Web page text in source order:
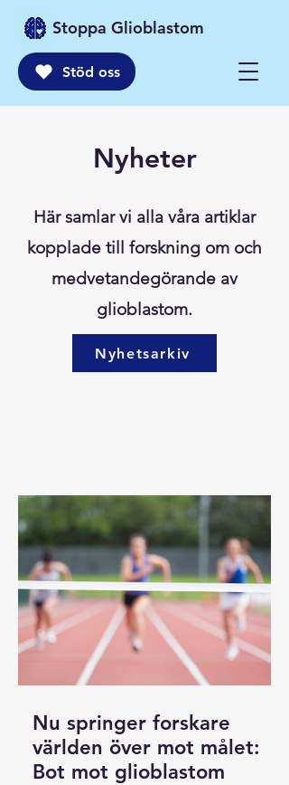
Stoppa Glioblastom
Stöd oss
Nyheter
Här samlar vi alla våra artiklar
kopplade till forskning om och
medvetandegörande av
glioblastom.
Nyhetsarkiv
Nu springer forskare
världen över mot målet:
Bot mot glioblastom